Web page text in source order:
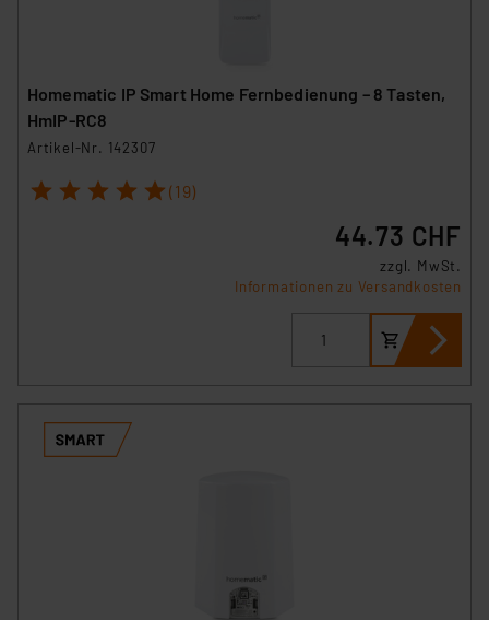
Homematic IP Smart Home Fernbedienung – 8 Tasten,
HmIP-RC8
Artikel-Nr. 142307
1 2 3 4 5 (19)
44.73 CHF
zzgl. MwSt.
Informationen zu Versandkosten